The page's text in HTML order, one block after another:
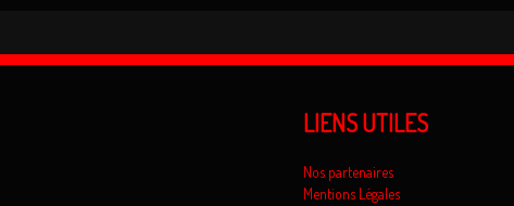
LIENS UTILES
Nos partenaires
Mentions Légales